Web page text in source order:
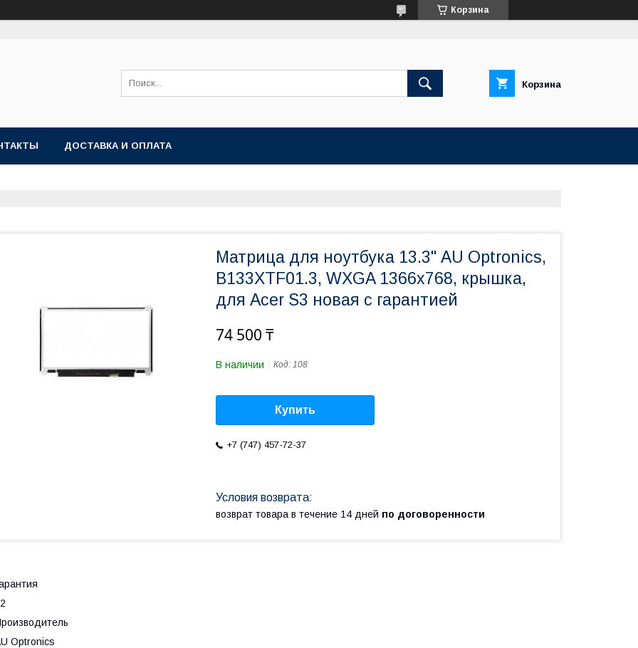
Корзина
Корзина
ДОСТАВКА И ОПЛАТА
Матрица для ноутбука 13.3" AU Optronics,
B133XTF01.3, WXGA 1366х768, крышка,
для Acer S3 новая с гарантией
74 500 ₸
В наличии Код: 108
Купить
+7 (747) 457-72-37
возврат товара в течение 14 дней по договоренности
Optronics